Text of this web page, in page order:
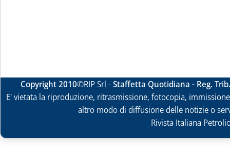
Copyright 2010©RIP Srl -Staffetta Quotidiana - Reg.
E' vietata la riproduzione, ritrasmissione, fotocopia,
altro modo di diffusione delle notizie o
Rivista Italiana